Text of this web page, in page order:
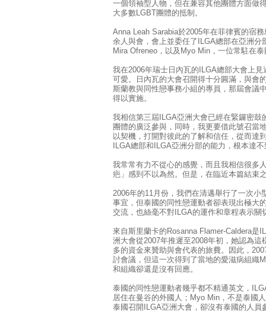
一個領袖型人物，但在兼容其他團體方面做
大多數LGBT團體的抵制。
Anna Leah Sarabia於2005年在菲律賓的宿
余人與會，會上並委任了ILGA總部在亞洲
Mira Ofreneo，以及Myo Min，一位常駐在
我在2006年瑞士日內瓦的ILGA總部大會上
可愛。日內瓦的大會召開得十分圓滿，與會
斯蘭教與同性戀事務小組的專員，那屆會議
得以實施。
我相信第三屆ILGA亞洲大會已經在緊鑼密
團體的廣泛參與，同時，我更要借此號召當
以契機，打開對彼此的了解和信任，從而達
ILGA總部和ILGA亞洲分部的能力，根本達
我常常有力不從心的感覺，而且我相信很多
疤」感到不以為然。但是，在臨近本篇結束
2006年的11月份，我們在清邁舉行了一次
事宜，但泰國的同性戀運動者卻表現出極大
交流，也絲毫不對ILGA的運作和章程表示關
來自斯里蘭卡的Rosanna Flamer-Caldera是
洲大會從2007年推遲至2008年初，她認為
多的資金來贊助與會代表的旅費。因此，
討會議，但這一次得到了當地的愛滋病組織
和組織卻還是沒有回應。
泰國的同性戀運動者幾乎都不精通英文，
居住在曼谷的外國人；Myo Min，不是泰國
泰國召開ILGA亞洲大會，卻沒有泰國的人